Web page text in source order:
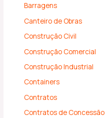
Barragens
Canteiro de Obras
Construção Civil
Construção Comercial
Construção Industrial
Containers
Contratos
Contratos de Concessão